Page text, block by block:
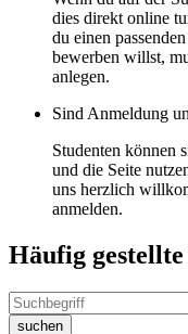
dies direkt online
du einen
bewerben willst,
anlegen.
Sind Anmeldung
Studenten können
und die Seite
uns herzlich
anmelden.
Häufig